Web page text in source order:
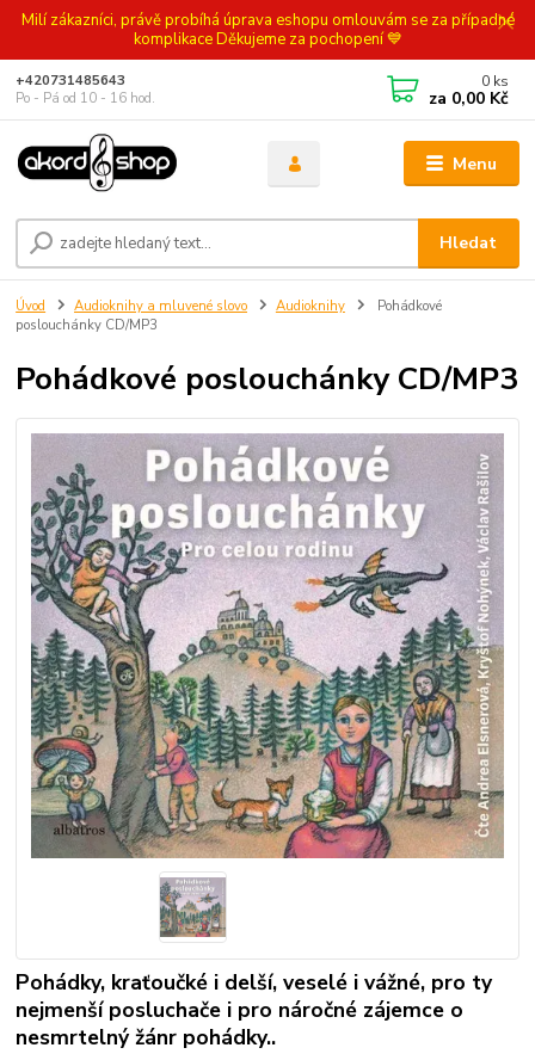
Milí zákazníci, právě probíhá úprava eshopu omlouvám se za případné
komplikace Děkujeme za pochopení 💙
Menu
Hledat
+420731485643
Po - Pá od 10 - 16 hod.
0 ks
za 0,00 Kč
Úvod Audioknihy a mluvené slovo Audioknihy
Pohádkové
poslouchánky CD/MP3
Pohádkové poslouchánky CD/MP3
Pohádky, kraťoučké i delší, veselé i vážné, pro ty
nejmenší posluchače i pro náročné zájemce o
nesmrtelný žánr pohádky..